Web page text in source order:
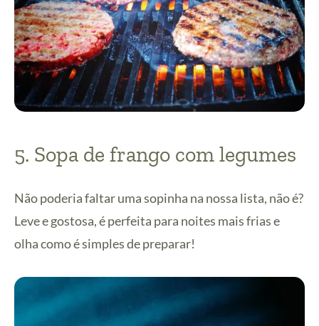
5. Sopa de frango com legumes
Não poderia faltar uma sopinha na nossa lista, não é?
Leve e gostosa, é perfeita para noites mais frias e
olha como é simples de preparar!